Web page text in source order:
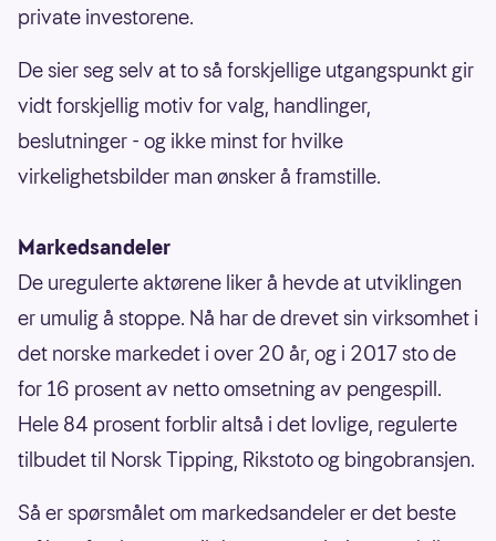
private investorene.
De sier seg selv at to så forskjellige utgangspunkt gir
vidt forskjellig motiv for valg, handlinger,
beslutninger - og ikke minst for hvilke
virkelighetsbilder man ønsker å framstille.
Markedsandeler
De uregulerte aktørene liker å hevde at utviklingen
er umulig å stoppe. Nå har de drevet sin virksomhet i
det norske markedet i over 20 år, og i 2017 sto de
for 16 prosent av netto omsetning av pengespill.
Hele 84 prosent forblir altså i det lovlige, regulerte
tilbudet til Norsk Tipping, Rikstoto og bingobransjen.
Så er spørsmålet om markedsandeler er det beste